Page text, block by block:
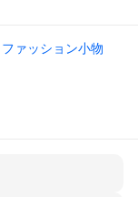
ファッション小物